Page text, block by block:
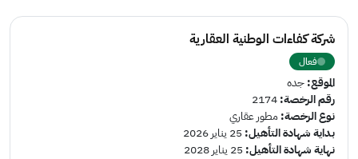
شركة كفاءات الوطنية العقارية
فعال
الموقع:جده
رقم الرخصة:2174
نوع الرخصة:مطور عقاري
بداية شهادة التأهيل:25 يناير 2026
نهاية شهادة التأهيل:25 يناير 2028